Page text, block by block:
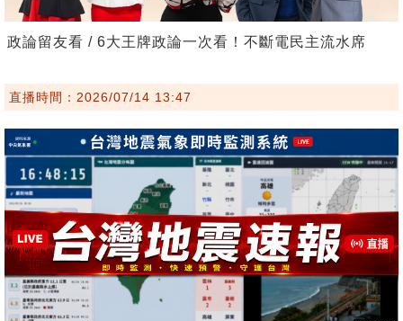
政論留友看 / 6大王牌政論一次看！不斷電民主流水席
直播時間：2026/07/14 13:47